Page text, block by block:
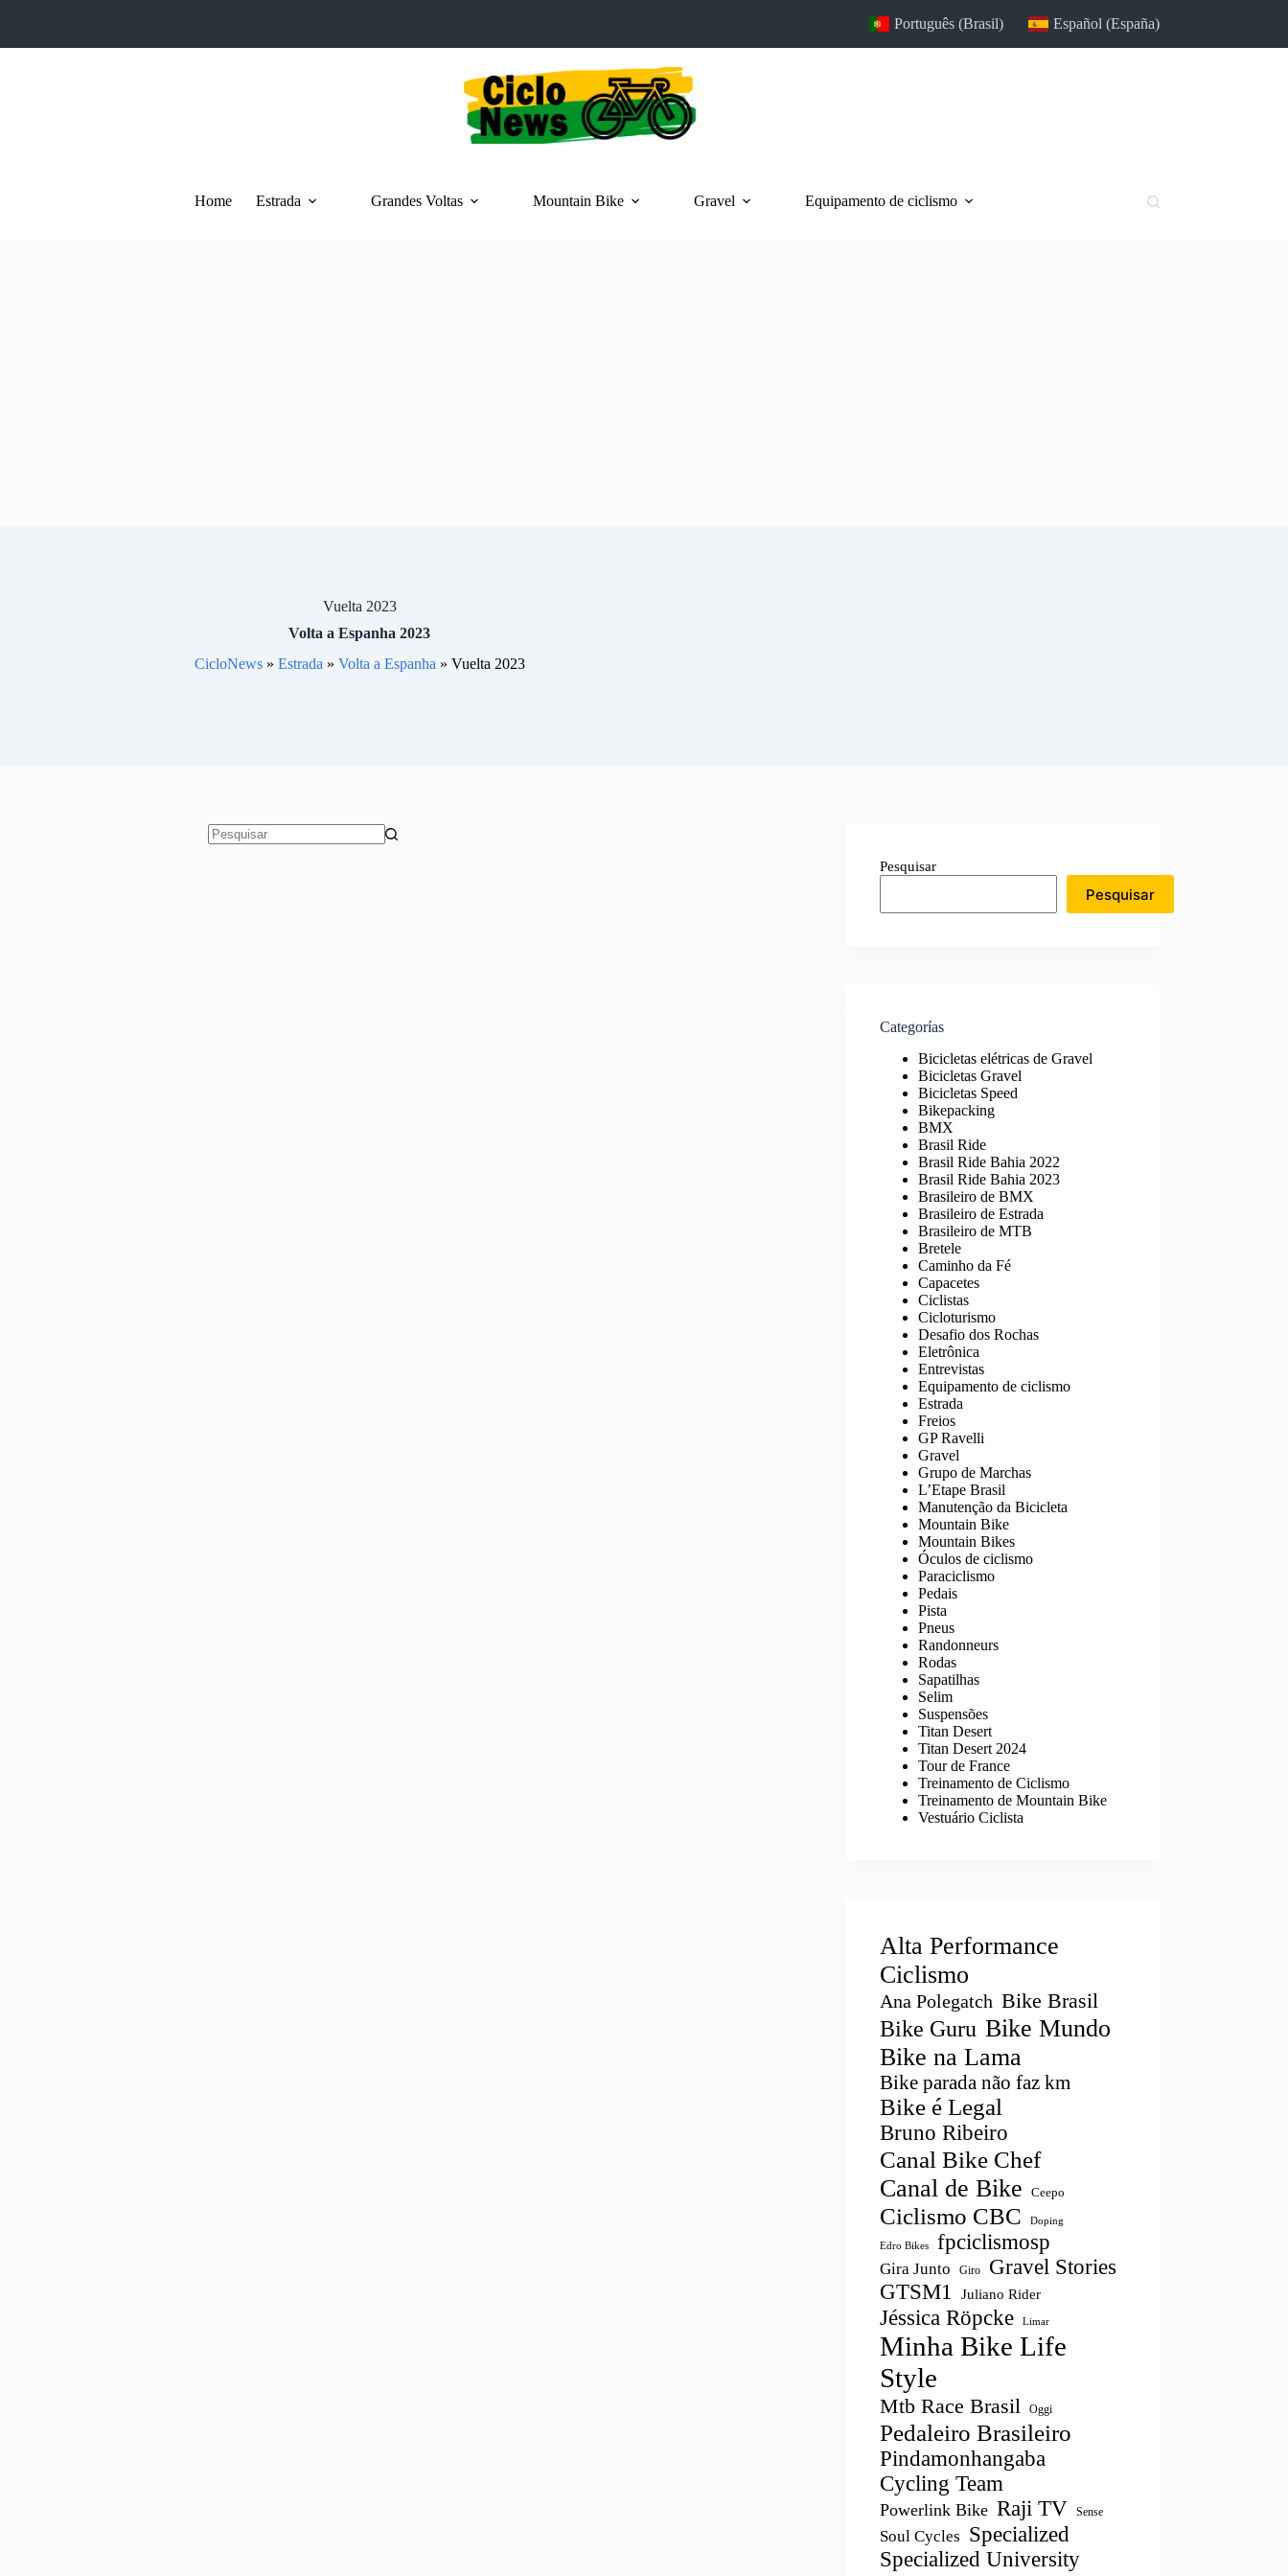
Português (Brasil) Español (España)
Home Estrada Grandes Voltas Mountain Bike Gravel Equipamento de ciclismo
Vuelta 2023
Volta a Espanha 2023
CicloNews» Estrada » Volta a Espanha » Vuelta 2023
Pesquisar
Pesquisar
Categorías
Bicicletas elétricas de Gravel
Bicicletas Gravel
Bicicletas Speed
Bikepacking
BMX
Brasil Ride
Brasil Ride Bahia 2022
Brasil Ride Bahia 2023
Brasileiro de BMX
Brasileiro de Estrada
Brasileiro de MTB
Bretele
Caminho da Fé
Capacetes
Ciclistas
Cicloturismo
Desafio dos Rochas
Eletrônica
Entrevistas
Equipamento de ciclismo
Estrada
Freios
GP Ravelli
Gravel
Grupo de Marchas
L’Etape Brasil
Manutenção da Bicicleta
Mountain Bike
Mountain Bikes
Óculos de ciclismo
Paraciclismo
Pedais
Pista
Pneus
Randonneurs
Rodas
Sapatilhas
Selim
Suspensões
Titan Desert
Titan Desert 2024
Tour de France
Treinamento de Ciclismo
Treinamento de Mountain Bike
Vestuário Ciclista
Alta Performance
Ciclismo
Ana Polegatch Bike Brasil
Bike Guru Bike Mundo
Bike na Lama
Bike parada não faz km
Bike é Legal
Bruno Ribeiro
Canal Bike Chef
Canal de Bike Ceepo
Ciclismo CBC Doping
Edro Bikes fpciclismosp
Gira Junto Giro
Gravel Stories
GTSM1
Juliano Rider
Jéssica Röpcke Limar
Minha Bike Life
Style
Mtb Race Brasil Oggi
Pedaleiro Brasileiro
Pindamonhangaba
Cycling Team
Powerlink Bike Raji TV Sense
Soul Cycles Specialized
Specialized University